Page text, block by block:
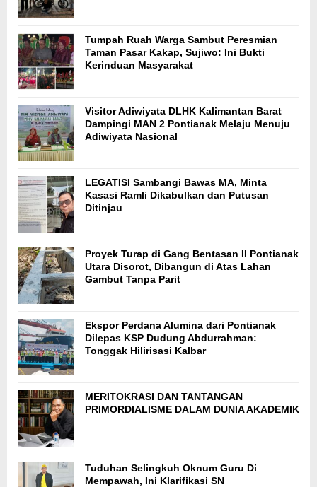
Tumpah Ruah Warga Sambut Peresmian
Taman Pasar Kakap, Sujiwo: Ini Bukti
Kerinduan Masyarakat
Visitor Adiwiyata DLHK Kalimantan Barat
Dampingi MAN 2 Pontianak Melaju Menuju
Adiwiyata Nasional
LEGATISI Sambangi Bawas MA, Minta
Kasasi Ramli Dikabulkan dan Putusan
Ditinjau
Proyek Turap di Gang Bentasan II Pontianak
Utara Disorot, Dibangun di Atas Lahan
Gambut Tanpa Parit
Ekspor Perdana Alumina dari Pontianak
Dilepas KSP Dudung Abdurrahman:
Tonggak Hilirisasi Kalbar
MERITOKRASI DAN TANTANGAN
PRIMORDIALISME DALAM DUNIA AKADEMIK
Tuduhan Selingkuh Oknum Guru Di
Mempawah, Ini Klarifikasi SN